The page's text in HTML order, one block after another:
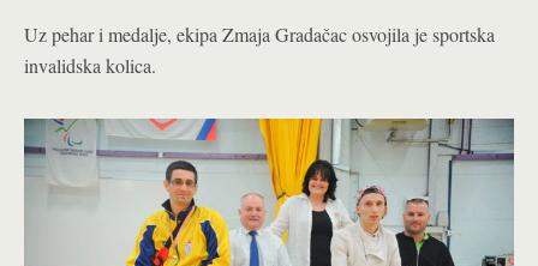
Uz pehar i medalje, ekipa Zmaja Gradačac osvojila je sportska
invalidska kolica.